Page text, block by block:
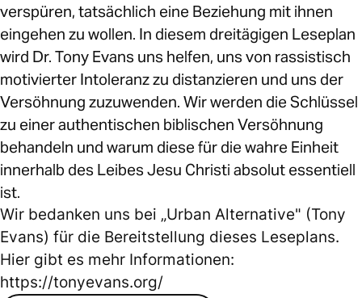
verspüren, tatsächlich eine Beziehung mit ihnen
eingehen zu wollen. In diesem dreitägigen Leseplan
wird Dr. Tony Evans uns helfen, uns von rassistisch
motivierter Intoleranz zu distanzieren und uns der
Versöhnung zuzuwenden. Wir werden die Schlüssel
zu einer authentischen biblischen Versöhnung
behandeln und warum diese für die wahre Einheit
innerhalb des Leibes Jesu Christi absolut essentiell
ist.
Wir bedanken uns bei „Urban Alternative" (Tony
Evans) für die Bereitstellung dieses Leseplans.
Hier gibt es mehr Informationen:
https://tonyevans.org/